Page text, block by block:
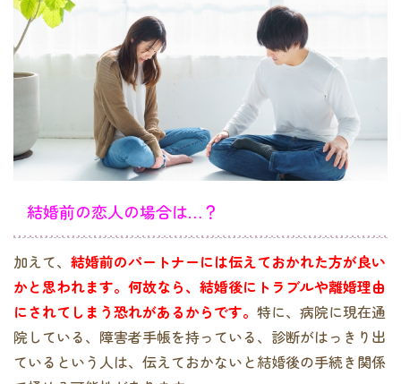
結婚前の恋人の場合は…？
加えて、 結婚前のパートナーには伝えておかれた方が良い
かと思われます。何故なら、結婚後にトラブルや離婚理由
にされてしまう恐れがあるからです。 特に、病院に現在通
院している、障害者手帳を持っている、診断がはっきり出
ているという人は、伝えておかないと結婚後の手続き関係